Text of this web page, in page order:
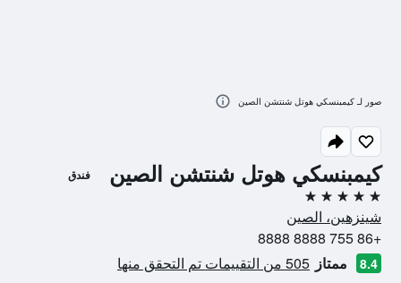
كيمبنسكي هوتل شنتشن الصين فندق
5 نجوم
شينزهين، الصين
+86 755 8888 8888
8.4 ممتاز 505 من التقييمات تم التحقق منها
صور لـ كيمبنسكي هوتل شنتشن الصين